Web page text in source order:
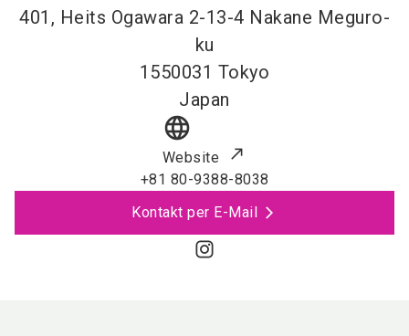
401, Heits Ogawara 2-13-4 Nakane Meguro-
ku
1550031 Tokyo
Japan
language
Website
+81 80-9388-8038
Kontakt per E-Mail